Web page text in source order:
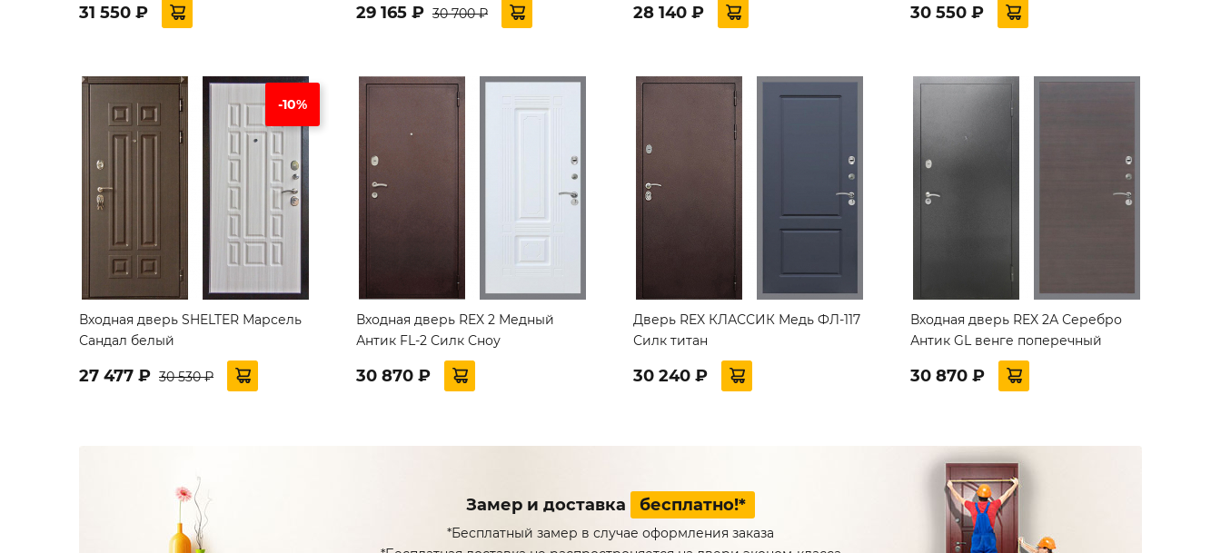
31 550 ₽ 29 165 ₽ 30 700 ₽ 28 140 ₽ 30 550 ₽
-10%
Входная дверь SHELTER Марсель
Сандал белый
27 477 ₽ 30 530 ₽
Входная дверь REX 2 Медный
Антик FL-2 Силк Сноу
30 870 ₽
Дверь REX КЛАССИК Медь ФЛ-117
Силк титан
30 240 ₽
Входная дверь REX 2А Серебро
Антик GL венге поперечный
30 870 ₽
Замер и доставка бесплатно!*
*Бесплатный замер в случае оформления заказа